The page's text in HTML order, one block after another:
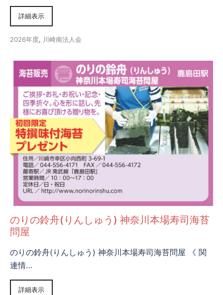
詳細表示
2026年度, 川崎南法人会
のりの鈴舟(りんしゅう) 神奈川本場寿司海苔
問屋
のりの鈴舟(りんしゅう) 神奈川本場寿司海苔問屋 《 関
連情…
詳細表示